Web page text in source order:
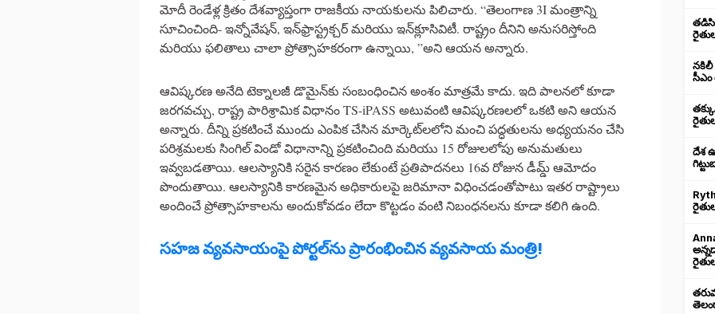
మోదీ రెండేళ్ల క్రితం దేశవ్యాప్తంగా రాజకీయ నాయకులను పిలిచారు. “తెలంగాణ 3I మంత్రాన్ని
సూచించింది- ఇన్నోవేషన్, ఇన్‌ఫ్రాస్ట్రక్చర్ మరియు ఇన్‌క్లూసివిటీ. రాష్ట్రం దీనిని అనుసరిస్తోంది
మరియు ఫలితాలు చాలా ప్రోత్సాహకరంగా ఉన్నాయి, ”అని ఆయన అన్నారు.
ఆవిష్కరణ అనేది టెక్నాలజీ డొమైన్‌కు సంబంధించిన అంశం మాత్రమే కాదు. ఇది పాలనలో కూడా
జరగవచ్చు, రాష్ట్ర పారిశ్రామిక విధానం TS-iPASS అటువంటి ఆవిష్కరణలలో ఒకటి అని ఆయన
అన్నారు. దీన్ని ప్రకటించే ముందు ఎంపిక చేసిన మార్కెట్‌లలోని మంచి పద్ధతులను అధ్యయనం చేసి
పరిశ్రమలకు సింగిల్ విండో విధానాన్ని ప్రకటించింది మరియు 15 రోజులలోపు అనుమతులు
ఇవ్వబడతాయి. ఆలస్యానికి సరైన కారణం లేకుంటే ప్రతిపాదనలు 16వ రోజున డీమ్డ్ ఆమోదం
పొందుతాయి. ఆలస్యానికి కారణమైన అధికారులపై జరిమానా విధించడంతోపాటు ఇతర రాష్ట్రాలు
అందించే ప్రోత్సాహకాలను అందుకోవడం లేదా కొట్టడం వంటి నిబంధనలను కూడా కలిగి ఉంది.
సహజ వ్యవసాయంపై పోర్టల్‌ను ప్రారంభించిన వ్యవసాయ మంత్రి!
నకిలీ
సీఎం
దేశ